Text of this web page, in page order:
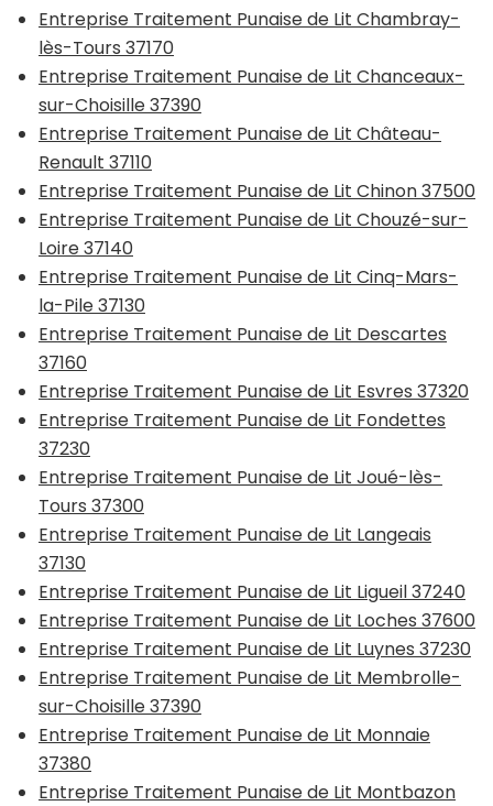
Entreprise Traitement Punaise de Lit Chambray-
lès-Tours 37170
Entreprise Traitement Punaise de Lit Chanceaux-
sur-Choisille 37390
Entreprise Traitement Punaise de Lit Château-
Renault 37110
Entreprise Traitement Punaise de Lit Chinon 37500
Entreprise Traitement Punaise de Lit Chouzé-sur-
Loire 37140
Entreprise Traitement Punaise de Lit Cinq-Mars-
la-Pile 37130
Entreprise Traitement Punaise de Lit Descartes
37160
Entreprise Traitement Punaise de Lit Esvres 37320
Entreprise Traitement Punaise de Lit Fondettes
37230
Entreprise Traitement Punaise de Lit Joué-lès-
Tours 37300
Entreprise Traitement Punaise de Lit Langeais
37130
Entreprise Traitement Punaise de Lit Ligueil 37240
Entreprise Traitement Punaise de Lit Loches 37600
Entreprise Traitement Punaise de Lit Luynes 37230
Entreprise Traitement Punaise de Lit Membrolle-
sur-Choisille 37390
Entreprise Traitement Punaise de Lit Monnaie
37380
Entreprise Traitement Punaise de Lit Montbazon